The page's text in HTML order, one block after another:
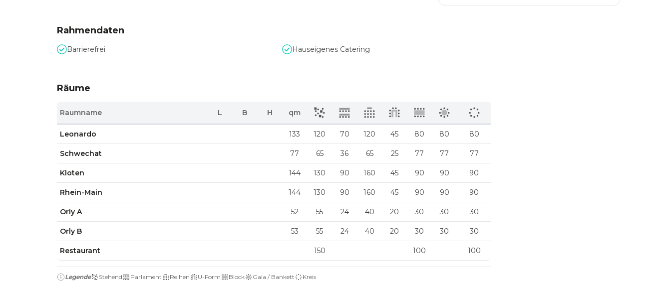
Rahmendaten
Barrierefrei Hauseigenes Catering
Räume
Raumname L B H qm
Leonardo 133 120 70 120 45 80 80 80
Schwechat 77 65 36 65 25 77 77 77
Kloten 144 130 90 160 45 90 90 90
Rhein-Main 144 130 90 160 45 90 90 90
Orly A 52 55 24 40 20 30 30 30
Orly B 53 55 24 40 20 30 30 30
Restaurant 150 100 100
Legende Stehend Parlament Reihen U-Form Block Gala / Bankett Kreis